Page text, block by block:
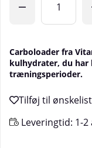
Carboloader fra
kulhydrater, du har
træningsperioder.
Leveringtid: 1-2